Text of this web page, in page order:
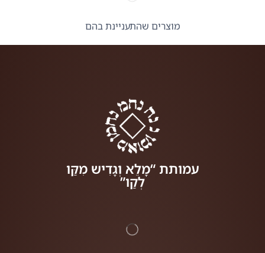
מוצרים שהתעניינת בהם
עמותת “מָלֵא וְגָדִיש מִקַּו
לְקַו”